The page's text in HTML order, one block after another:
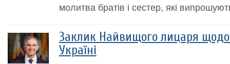
молитва братів і сестер, які
Заклик Найвищого лицаря
Україні